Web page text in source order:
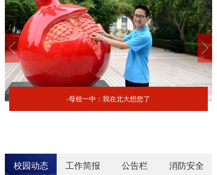
-母校一中：我在北大想您了
校园动态 工作简报 公告栏 消防安全